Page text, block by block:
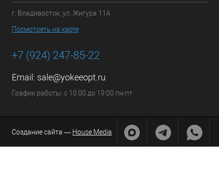
г. Владивосток, ул. Жигура 11А
Посмотреть на карте
+7 (924) 247-85-22
Email: sale@yokeeopt.ru
График работы: с 10:00 до 19:00 пн-пт
Создание сайта — House Media